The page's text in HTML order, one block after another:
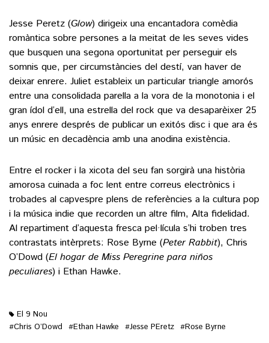
Jesse Peretz (Glow) dirigeix una encantadora comèdia
romàntica sobre persones a la meitat de les seves vides
que busquen una segona oportunitat per perseguir els
somnis que, per circumstàncies del destí, van haver de
deixar enrere. Juliet estableix un particular triangle amorós
entre una consolidada parella a la vora de la monotonia i el
gran ídol d’ell, una estrella del rock que va desaparèixer 25
anys enrere després de publicar un exitós disc i que ara és
un músic en decadència amb una anodina existència.
Entre el rocker i la xicota del seu fan sorgirà una història
amorosa cuinada a foc lent entre correus electrònics i
trobades al capvespre plens de referències a la cultura pop
i la música indie que recorden un altre film, Alta fidelidad.
Al repartiment d’aquesta fresca pel·lícula s’hi troben tres
contrastats intèrprets: Rose Byrne (Peter Rabbit), Chris
O’Dowd (El hogar de Miss Peregrine para niños
peculiares) i Ethan Hawke.
El 9 Nou
#Chris O’Dowd #Ethan Hawke #Jesse PEretz #Rose Byrne
M'agrada